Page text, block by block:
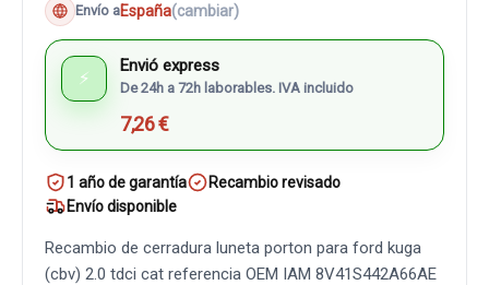
Envío aEspaña(cambiar)
⚡
Envió express
De 24h a 72h laborables. IVA incluido
7,26 €
1 año de garantía
Recambio revisado
Envío disponible
Recambio de cerradura luneta porton para ford kuga
(cbv) 2.0 tdci cat referencia OEM IAM 8V41S442A66AE